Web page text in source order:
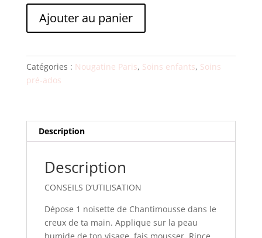
visage
CHANTIMOUSSE
Ajouter au panier
Catégories : Nougatine Paris, Soins enfants, Soins
pré-ados
Description
Description
CONSEILS D’UTILISATION
Dépose 1 noisette de Chantimousse dans le
creux de ta main. Applique sur la peau